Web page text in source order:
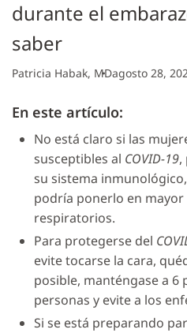
durante el
saber
Patricia Habak, MDagosto 28,
En este artículo:
No está claro si las
susceptibles al COVID-19,
su sistema
podría ponerlo en
respiratorios.
Para protegerse del
evite tocarse la cara,
posible, manténgase a 6
personas y evite a los
Si se está preparando